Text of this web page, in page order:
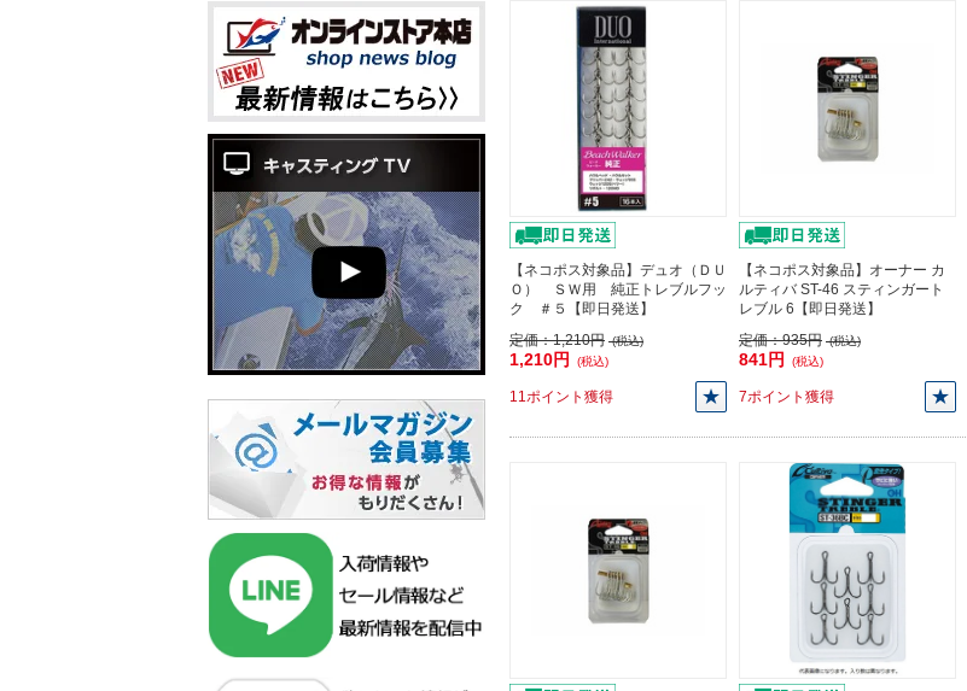
【ネコポス対象品】デュオ（ＤＵ
Ｏ） ＳＷ用 純正トレブルフッ
ク ＃５【即日発送】
定価：1,210円 (税込)
1,210円 (税込)
11ポイント獲得
【ネコポス対象品】オーナー カ
ルティバ ST-46 スティンガート
レブル 6【即日発送】
定価：935円 (税込)
841円 (税込)
7ポイント獲得